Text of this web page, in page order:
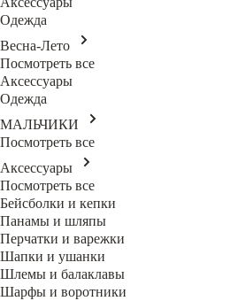
Одежда
Весна-Лето
Посмотреть все
Аксессуары
Одежда
МАЛЬЧИКИ
Посмотреть все
Аксессуары
Посмотреть все
Бейсболки и кепки
Панамы и шляпы
Перчатки и варежки
Шапки и ушанки
Шлемы и балаклавы
Шарфы и воротники